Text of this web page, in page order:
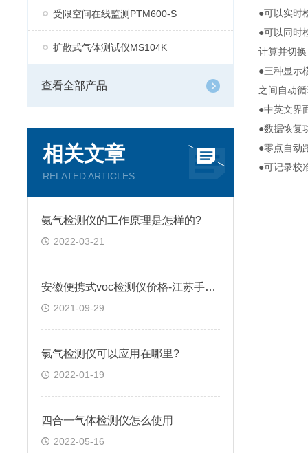
受限空间在线监测PTM600-S
扩散式气体测试仪MS104K
查看全部产品
相关文章
RELATED ARTICLES
氨气检测仪的工作原理是怎样的?
2022-03-21
安徽便携式voc检测仪价格-江苏手持式voc气体检测仪厂家
2021-09-29
氯气检测仪可以应用在哪里?
2022-01-19
四合一气体检测仪怎么使用
2022-05-16
●可以实时
●可以同时
计算并切
●三种显示
之间自动
●中英文界
●数据恢复
●零点自动
●可记录校